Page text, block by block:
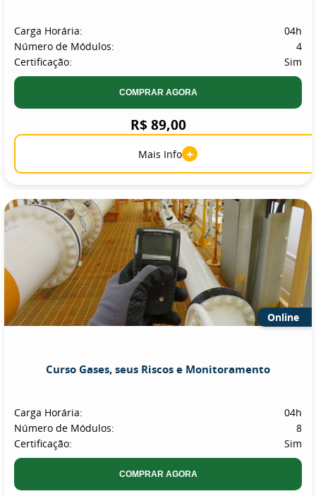
Carga Horária:
04h
Número de Módulos:
4
Certificação:
Sim
COMPRAR AGORA
R$ 89,00
Mais Info +
Online
Curso Gases, seus Riscos e Monitoramento
Carga Horária:
04h
Número de Módulos:
8
Certificação:
Sim
COMPRAR AGORA